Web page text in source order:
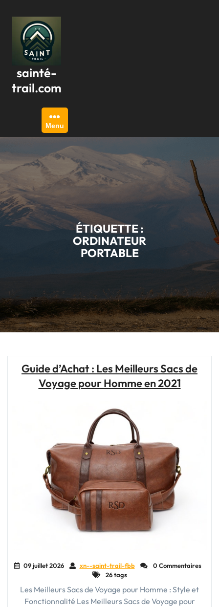
contenu
sainté-
trail.com
Menu
ÉTIQUETTE :
ORDINATEUR
PORTABLE
Guide d’Achat : Les Meilleurs Sacs de
Voyage pour Homme en 2021
09 juillet 2026 xn--saint-trail-fbb
0 Commentaires
26 tags
Les Meilleurs Sacs de Voyage pour Homme : Style et
Fonctionnalité Les Meilleurs Sacs de Voyage pour